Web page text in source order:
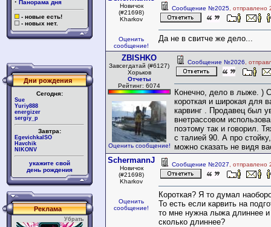
· Панорама дня
- новые есть!
- новых нет.
Дни рождения
Сегодня:
Sue
Yuriy888
energizer
sergiy_p
Завтра:
EgevichkaISO
Havchik
NIKONV
укажите свой
день рождения
Реклама
Убрать
Новичок
(#21698)
Kharkov
Оценить
сообщение!
Сообщение №2025 ,
Да не в свитче же дело...
ZBISHKO
Завсегдатай (#6127)
Хорьков
Отчеты
Рейтинг: 6074
Оценить сообщение!
Сообщение №2026 ,
Конечно, дело в лыже. )
короткая и широкая для
карвинг . Продавец был
внетрассовом
поэтому так и говорил.
с талией 90. А про
можно сказать не видя
SchermannJ
Новичок
(#21698)
Kharkov
Оценить
сообщение!
Сообщение №2027 ,
Короткая? Я то думал
То есть если карвить на
то мне нужна лыжа длиннее
сколько длиннее?